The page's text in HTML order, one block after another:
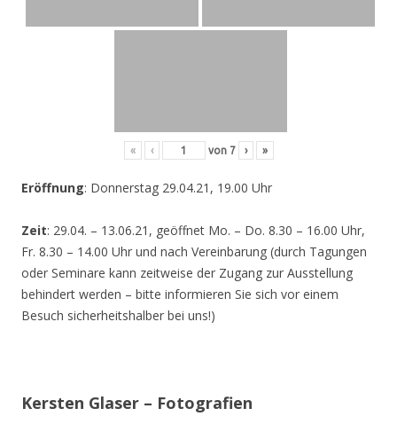
« ‹ von 7 › »
Eröffnung: Donnerstag 29.04.21, 19.00 Uhr
Zeit: 29.04. – 13.06.21, geöffnet Mo. – Do. 8.30 – 16.00 Uhr,
Fr. 8.30 – 14.00 Uhr und nach Vereinbarung (durch Tagungen
oder Seminare kann zeitweise der Zugang zur Ausstellung
behindert werden – bitte informieren Sie sich vor einem
Besuch sicherheitshalber bei uns!)
Kersten Glaser – Fotografien